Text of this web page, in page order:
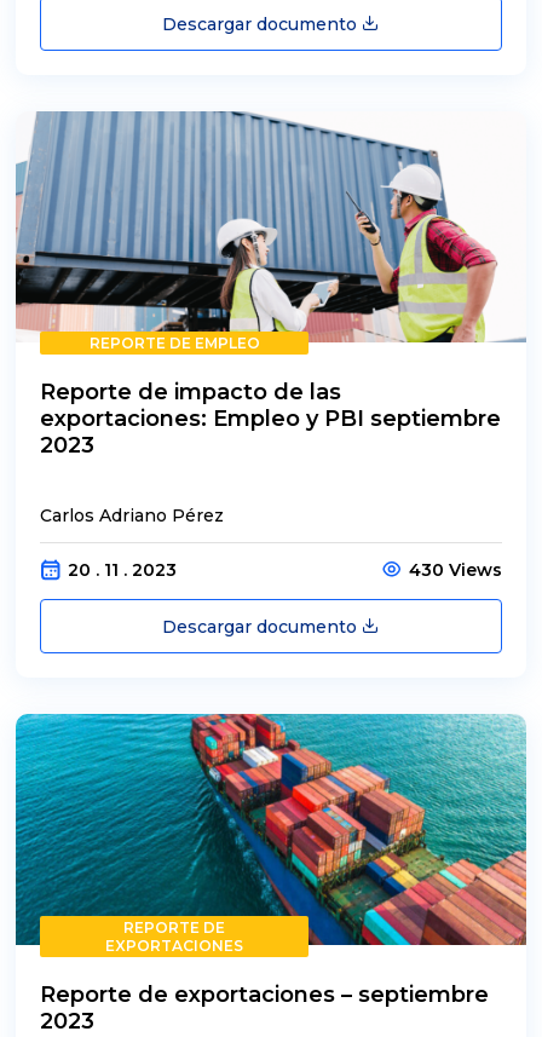
Descargar documento
REPORTE DE EMPLEO
Reporte de impacto de las
exportaciones: Empleo y PBI septiembre
2023
Carlos Adriano Pérez
20 . 11 . 2023 430 Views
Descargar documento
REPORTE DE
EXPORTACIONES
Reporte de exportaciones – septiembre
2023